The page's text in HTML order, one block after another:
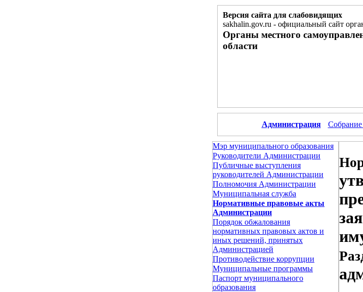
Версия сайта для слабовидящих
sakhalin.gov.ru - официальный сайт
Органы местного
области
Администрация Собрание
Мэр муниципального образования
Руководители Администрации
Публичные выступления
руководителей Администрации
Полномочия Администрации
Муниципальная служба
Нормативные правовые акты
Администрации
Порядок обжалования
нормативных правовых актов и
иных решений, принятых
Администрацией
Противодействие коррупции
Муниципальные программы
Паспорт муниципального
образования